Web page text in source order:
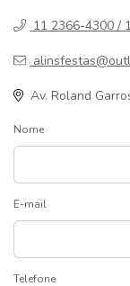
11 2366-4300 /
Av. Roland
Nome
E-mail
Telefone